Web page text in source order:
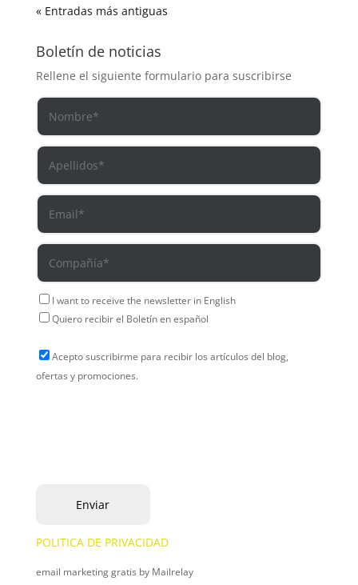
« Entradas más antiguas
Boletín de noticias
Rellene el siguiente formulario para suscribirse
I want to receive the newsletter in English
Quiero recibir el Boletín en español
Acepto suscribirme para recibir los artículos del blog,
ofertas y promociones.
POLITICA DE PRIVACIDAD
email marketing gratis by Mailrelay